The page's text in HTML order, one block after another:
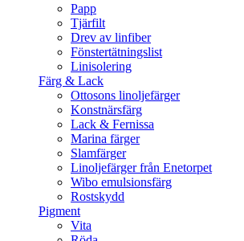
Papp
Tjärfilt
Drev av linfiber
Fönstertätningslist
Linisolering
Färg & Lack
Ottosons linoljefärger
Konstnärsfärg
Lack & Fernissa
Marina färger
Slamfärger
Linoljefärger från Enetorpet
Wibo emulsionsfärg
Rostskydd
Pigment
Vita